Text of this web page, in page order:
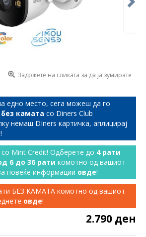
Задржете на сликата за да ја зумирате
едно место, сега можеш да го
камата со Diners Club
немаш DIners картичка, аплицирај
!
со Mint Credit! Одберете до 4 рати
6 до 36 рати комотно од вашиот
повеќе информации овде!
БЕЗ КАМАТА комотно од вашиот
овде!
2.790 ден